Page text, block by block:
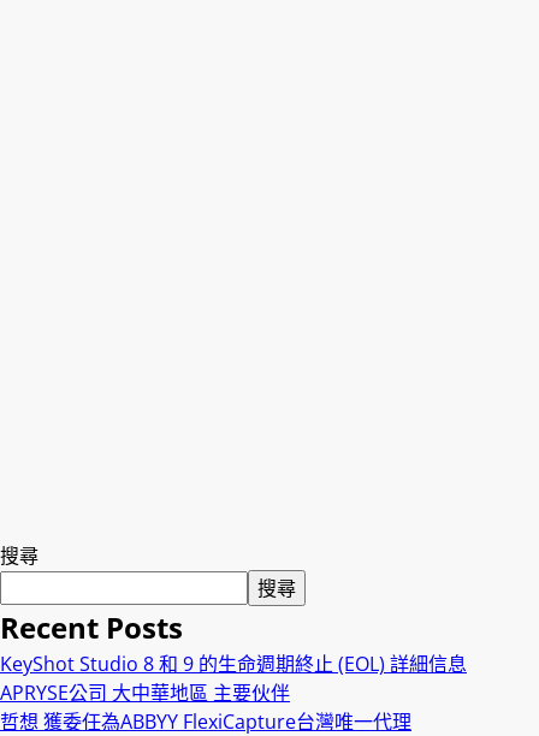
搜尋
搜尋
Recent Posts
KeyShot Studio 8 和 9 的生命週期終止 (EOL) 詳細信息
APRYSE公司 大中華地區 主要伙伴
哲想 獲委任為ABBYY FlexiCapture台灣唯一代理